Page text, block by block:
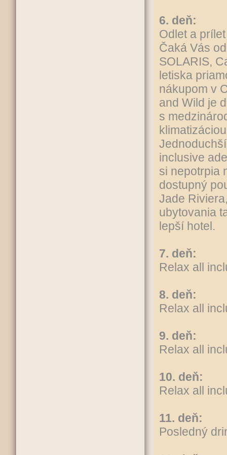
6. deň:
Odlet a
Čaká Vás
SOLARIS,
letiska
nákupom v
and Wild je
s
inclusive
si nepotrpia
dostupný
Jade
ubytovania
lepší hotel.
7. deň:
Relax all
8. deň:
Relax all
9. deň:
Relax all
10. deň:
Relax all
11. deň:
Posledný